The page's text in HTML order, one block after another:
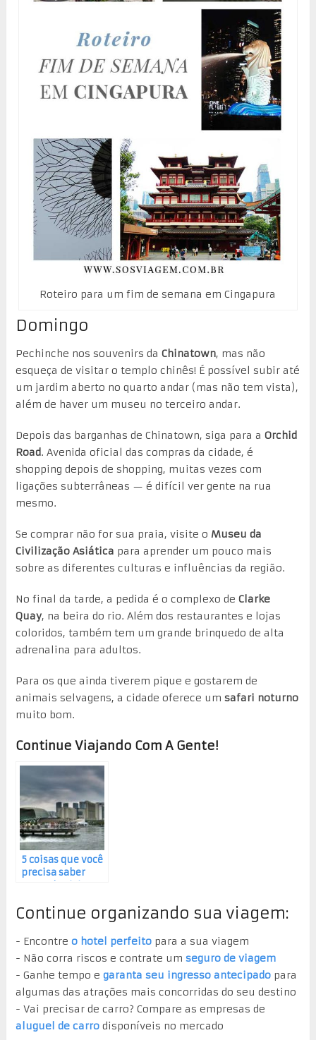
Roteiro para um fim de semana em Cingapura
Domingo
Pechinche nos souvenirs da Chinatown, mas não
esqueça de visitar o templo chinês! É possível subir até
um jardim aberto no quarto andar (mas não tem vista),
além de haver um museu no terceiro andar.
Depois das barganhas de Chinatown, siga para a Orchid
Road. Avenida oficial das compras da cidade, é
shopping depois de shopping, muitas vezes com
ligações subterrâneas — é difícil ver gente na rua
mesmo.
Se comprar não for sua praia, visite o Museu da
Civilização Asiática para aprender um pouco mais
sobre as diferentes culturas e influências da região.
No final da tarde, a pedida é o complexo de Clarke
Quay, na beira do rio. Além dos restaurantes e lojas
coloridos, também tem um grande brinquedo de alta
adrenalina para adultos.
Para os que ainda tiverem pique e gostarem de
animais selvagens, a cidade oferece um safari noturno
muito bom.
Continue Viajando Com A Gente!
5 coisas que você
precisa saber
Continue organizando sua viagem:
- Encontre o hotel perfeitopara a sua viagem
- Não corra riscos e contrate um seguro de viagem
- Ganhe tempo e garanta seu ingresso antecipadopara
algumas das atrações mais concorridas do seu destino
- Vai precisar de carro? Compare as empresas de
aluguel de carrodisponíveis no mercado